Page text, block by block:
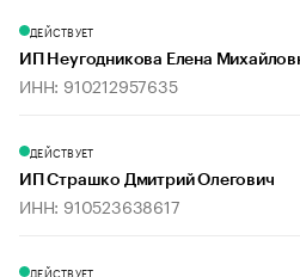
ДЕЙСТВУЕТ
ИП Неугодникова Елена
ИНН: 910212957635
ДЕЙСТВУЕТ
ИП Страшко Дмитрий Олегович
ИНН: 910523638617
ДЕЙСТВУЕТ